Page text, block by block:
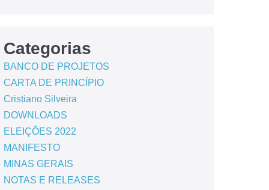
Categorias
BANCO DE PROJETOS
CARTA DE PRINCÍPIO
Cristiano Silveira
DOWNLOADS
ELEIÇÕES 2022
MANIFESTO
MINAS GERAIS
NOTAS E RELEASES